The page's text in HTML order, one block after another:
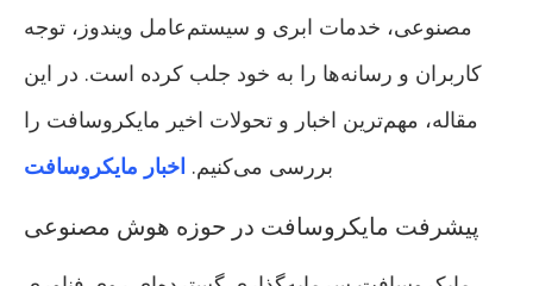
مصنوعی، خدمات ابری و سیستم‌عامل ویندوز، توجه
کاربران و رسانه‌ها را به خود جلب کرده است. در این
مقاله، مهم‌ترین اخبار و تحولات اخیر مایکروسافت را
بررسی می‌کنیم. اخبار مایکروسافت
پیشرفت مایکروسافت در حوزه هوش مصنوعی